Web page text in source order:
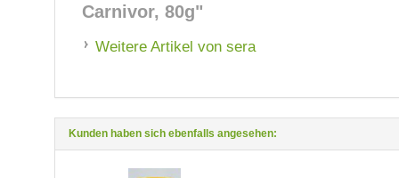
Carnivor, 80g"
Weitere Artikel von sera
Kunden haben sich ebenfalls angesehen: